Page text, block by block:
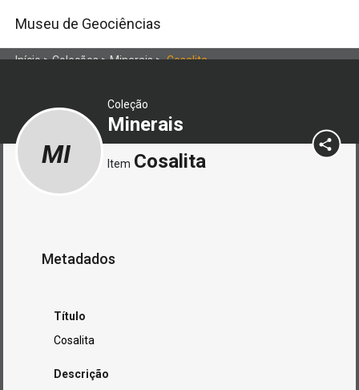
Museu de Geociências
Início>Coleções>Minerais>Cosalita
Coleção
Minerais
MI Item Cosalita
Metadados
Título
Cosalita
Descrição